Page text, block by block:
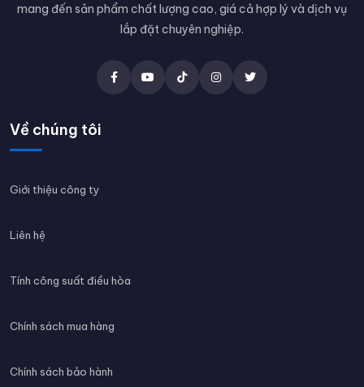
mang đến sản phẩm chất lượng cao, giá cả hợp lý và dịch vụ
lắp đặt chuyên nghiệp.
Về chúng tôi
Giới thiệu công ty
Liên hệ
Tính công suất điều hòa
Chính sách mua hàng
Chính sách bảo hành